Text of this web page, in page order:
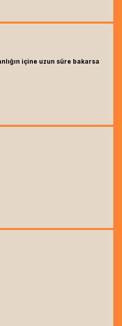
içine uzun süre bakarsa